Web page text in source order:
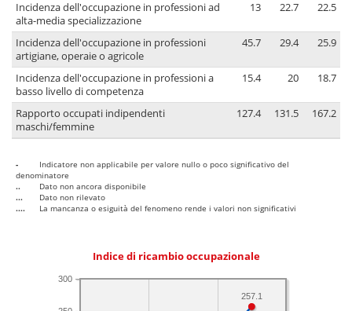
Incidenza dell'occupazione in professioni ad
alta-media specializzazione
13 22.7 22.5
Incidenza dell'occupazione in professioni
artigiane, operaie o agricole
45.7 29.4 25.9
Incidenza dell'occupazione in professioni a
basso livello di competenza
15.4 20 18.7
Rapporto occupati indipendenti
maschi/femmine
127.4 131.5 167.2
-
Indicatore non applicabile per valore nullo o poco significativo del
denominatore
..
Dato non ancora disponibile
...
Dato non rilevato
....
La mancanza o esiguità del fenomeno rende i valori non significativi
Indice di ricambio occupazionale
300
257.1